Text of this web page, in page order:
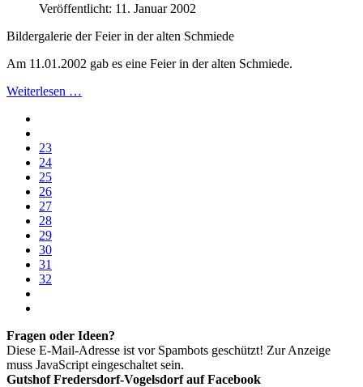
Veröffentlicht: 11. Januar 2002
Bildergalerie der Feier in der alten Schmiede
Am 11.01.2002 gab es eine Feier in der alten Schmiede.
Weiterlesen …
23
24
25
26
27
28
29
30
31
32
Fragen oder Ideen?
Diese E-Mail-Adresse ist vor Spambots geschützt! Zur Anzeige
muss JavaScript eingeschaltet sein.
Gutshof Fredersdorf-Vogelsdorf auf Facebook